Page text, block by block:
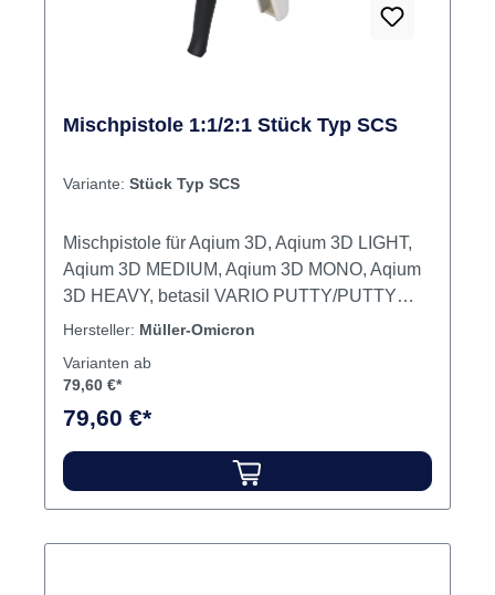
Mischpistole 1:1/2:1 Stück Typ SCS
Variante: Stück Typ SCS
Mischpistole für Aqium 3D, Aqium 3D LIGHT,
Aqium 3D MEDIUM, Aqium 3D MONO, Aqium
3D HEAVY, betasil VARIO PUTTY/PUTTY
SOFT, betasil VARIO IMPLANT, betasil VARIO
Verwendbar nur für die 50 ml Kartuschen.
Hersteller: Müller-Omicron
Varianten ab
79,60 €*
79,60 €*